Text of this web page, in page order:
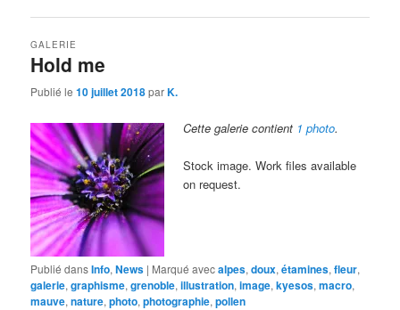
Hold me
GALERIE
Publié le10 juillet 2018parK.
Cette galerie contient 1 photo.
Stock image. Work files available
on request.
Publié dansInfo,News | Marqué avecalpes,doux,étamines,fleur,
galerie,graphisme,grenoble,illustration,image,kyesos,macro,
mauve,nature,photo,photographie,pollen